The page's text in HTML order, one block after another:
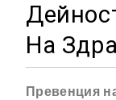
На
Превенция